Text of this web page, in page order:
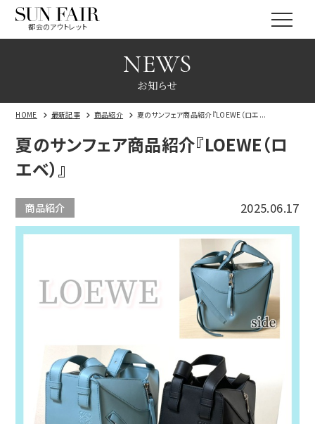
都会のアウトレット
NEWS
お知らせ
HOME 最新記事 商品紹介 夏のサンフェア商品紹介『LOEWE（ロエ...
夏のサンフェア商品紹介『LOEWE（ロ
エベ）』
商品紹介 2025.06.17